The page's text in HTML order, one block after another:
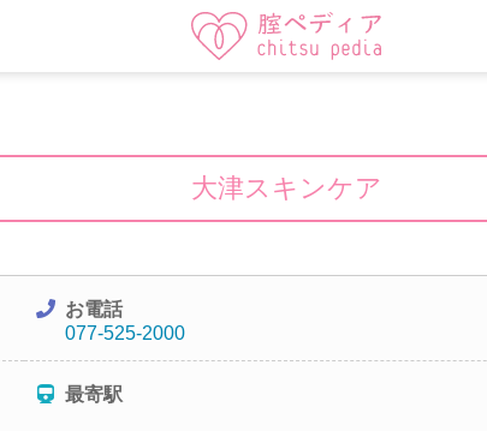
大津スキンケア
最寄駅
お電話
077-525-2000